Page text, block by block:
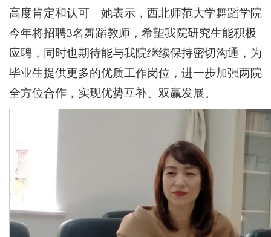
高度肯定和认可。她表示，西北师范大学舞蹈学院
今年将招聘3名舞蹈教师，希望我院研究生能积极
应聘，同时也期待能与我院继续保持密切沟通，为
毕业生提供更多的优质工作岗位，进一步加强两院
全方位合作，实现优势互补、双赢发展。